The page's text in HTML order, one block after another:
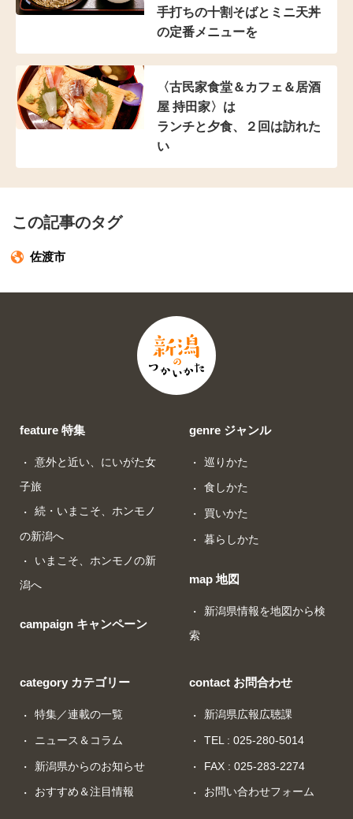
手打ちの十割そばと ミニ天丼
の定番メニューを
〈古民家食堂＆カフェ ＆居酒
屋 持田家〉は
ランチと夕食、２回は訪れた
い
この記事のタグ
佐渡市
feature 特集
意外と近い、にいがた女
子旅
続・いまこそ、ホンモノ
の新潟へ
いまこそ、ホンモノの新
潟へ
campaign キャンペーン
genre ジャンル
巡りかた
食しかた
買いかた
暮らしかた
map 地図
新潟県情報を地図から検
索
category カテゴリー
特集／連載の一覧
ニュース＆コラム
新潟県からのお知らせ
おすすめ＆注目情報
contact お問合わせ
新潟県広報広聴課
TEL : 025-280-5014
FAX : 025-283-2274
お問い合わせフォーム